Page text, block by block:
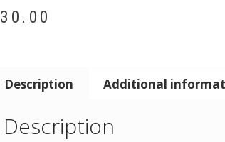
30.00
Description Additional
Description